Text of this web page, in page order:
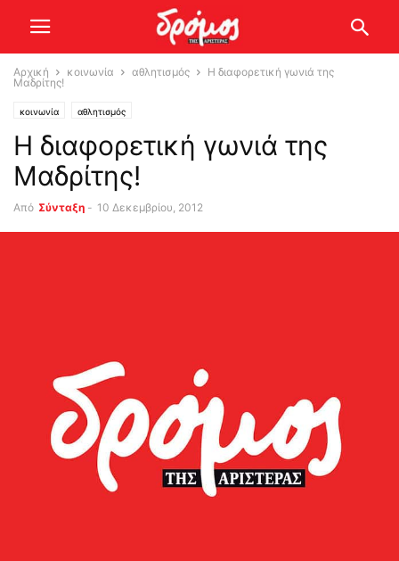
Αρχική κοινωνία αθλητισμός
Η διαφορετική γωνιά της
Μαδρίτης!
κοινωνία αθλητισμός
Η διαφορετική γωνιά της
Μαδρίτης!
Από Σύνταξη - 10 Δεκεμβρίου, 2012